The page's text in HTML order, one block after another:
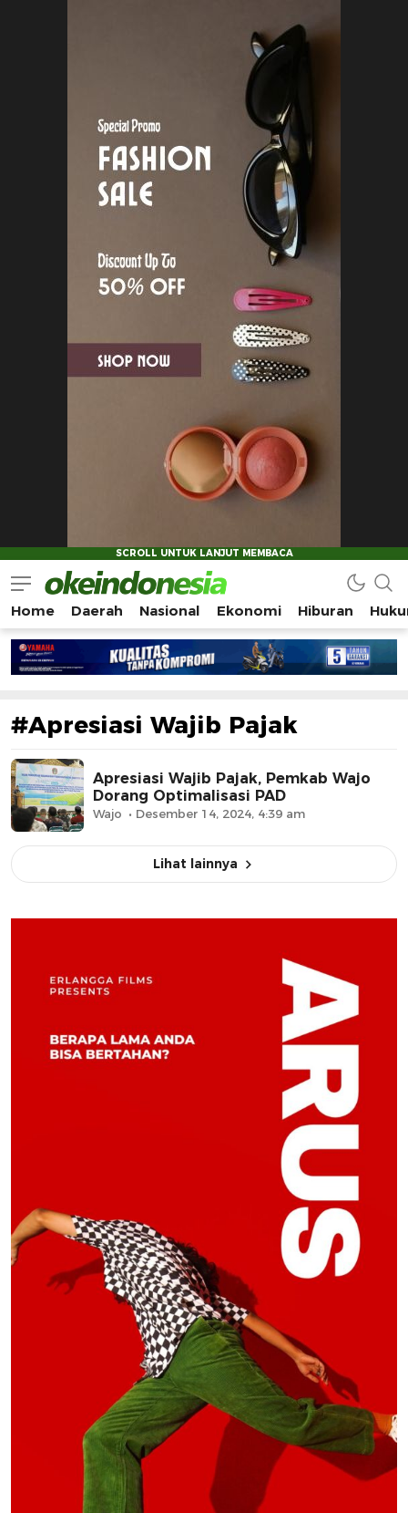
Okeindonesia.Online
Mengonlinekan Indonesia Secara Utuh
Home Daerah Nasional Ekonomi Hiburan
#Apresiasi Wajib Pajak
Apresiasi Wajib Pajak, Pemkab Wajo
Dorang Optimalisasi PAD
Wajo Desember 14, 2024, 4:39 am
Lihat lainnya